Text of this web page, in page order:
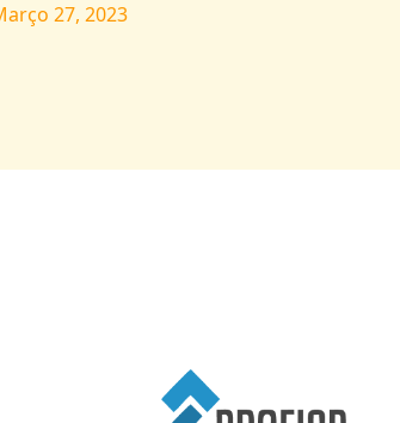
27, 2023